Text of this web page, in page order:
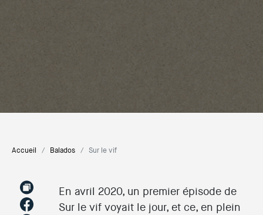
Accueil Balados Sur le vif
En avril 2020, un premier épisode de
Sur le vif voyait le jour, et ce, en plein